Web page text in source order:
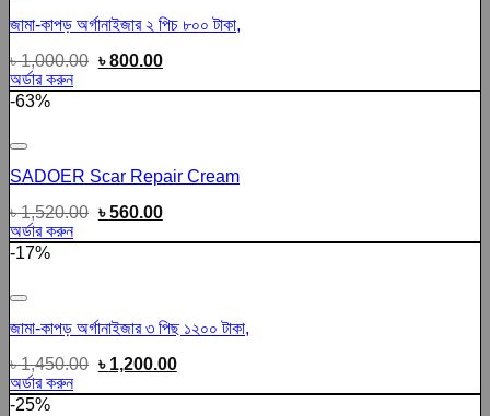
জামা-কাপড় অর্গানাইজার ২ পিচ ৮০০ টাকা,
৳1,000.00 ৳800.00
অর্ডার করুন
-63%
SADOER Scar Repair Cream
৳1,520.00 ৳560.00
অর্ডার করুন
-17%
জামা-কাপড় অর্গানাইজার ৩ পিছ ১২০০ টাকা,
৳1,450.00 ৳ 1,200.00
অর্ডার করুন
-25%